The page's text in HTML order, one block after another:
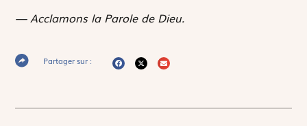
— Acclamons la Parole de Dieu.
Partager sur :